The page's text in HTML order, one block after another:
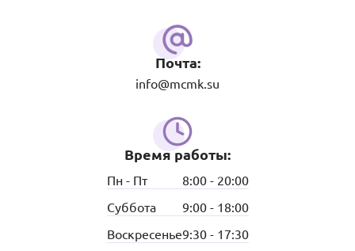
Почта:
info@mcmk.su
Время работы:
Пн - Пт
8:00 - 20:00
Суббота
9:00 - 18:00
Воскресенье9:30 - 17:30